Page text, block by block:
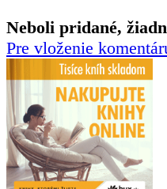
Neboli pridané,
Pre vloženie